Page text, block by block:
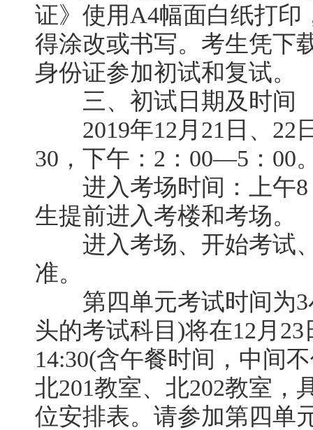
证》使用A4幅面白纸打印
得涂改或书写。考生凭下
身份证参加初试和复试。
三、初试日期及时间
2019年12月21日、22
30，下午：2：00—5：00
进入考场时间：上午8
生提前进入考楼和考场。
进入考场、开始考试、
准。
第四单元考试时间为3
头的考试科目)将在12月
14:30(含午餐时间，中间
北201教室、北202教室，
位安排表。请参加第四单